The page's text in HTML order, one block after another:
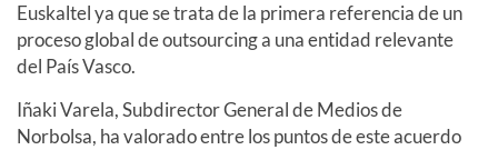
Euskaltel ya que se trata de la primera referencia de un
proceso global de outsourcing a una entidad relevante
del País Vasco.
Iñaki Varela, Subdirector General de Medios de
Norbolsa, ha valorado entre los puntos de este acuerdo